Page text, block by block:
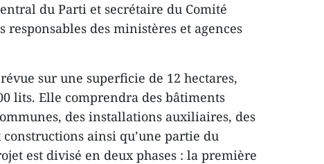
du Parti et secrétaire du Comité
des ministères et agences
sur une superficie de 12 hectares,
lits. Elle comprendra des bâtiments
des installations auxiliaires, des
ainsi qu’une partie du
est divisé en deux phases : la première